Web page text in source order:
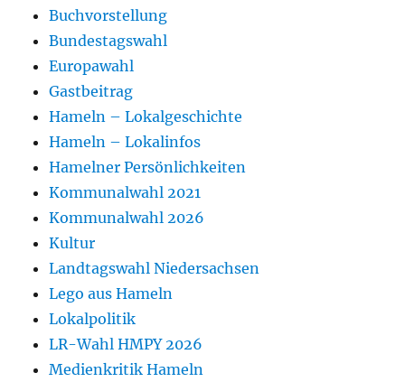
Buchvorstellung
Bundestagswahl
Europawahl
Gastbeitrag
Hameln – Lokalgeschichte
Hameln – Lokalinfos
Hamelner Persönlichkeiten
Kommunalwahl 2021
Kommunalwahl 2026
Kultur
Landtagswahl Niedersachsen
Lego aus Hameln
Lokalpolitik
LR-Wahl HMPY 2026
Medienkritik Hameln